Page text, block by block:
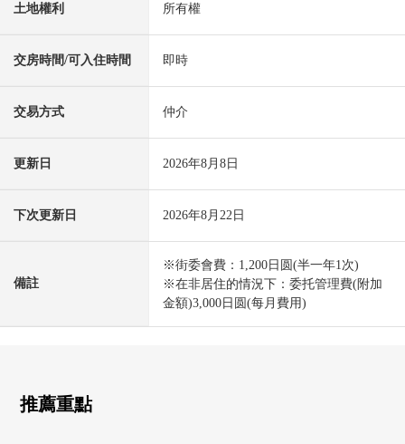
土地權利 所有權
交房時間/可入住時間 即時
交易方式 仲介
更新日 2026年8月8日
下次更新日 2026年8月22日
備註
※街委會費：1,200日圆(半一年1次)
※在非居住的情況下：委托管理費(附加
金額)3,000日圆(每月費用)
推薦重點